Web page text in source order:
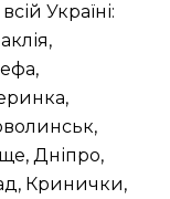
Україні:
Дніпро,
Кринички,